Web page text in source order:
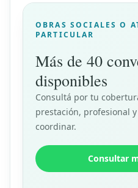
OBRAS SOCIALES O
PARTICULAR
Más de 40
disponibles
Consultá por tu
prestación, profesional
coordinar.
Consultar